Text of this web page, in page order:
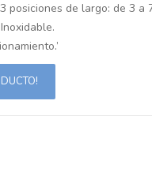
posiciones de largo: de 3 a